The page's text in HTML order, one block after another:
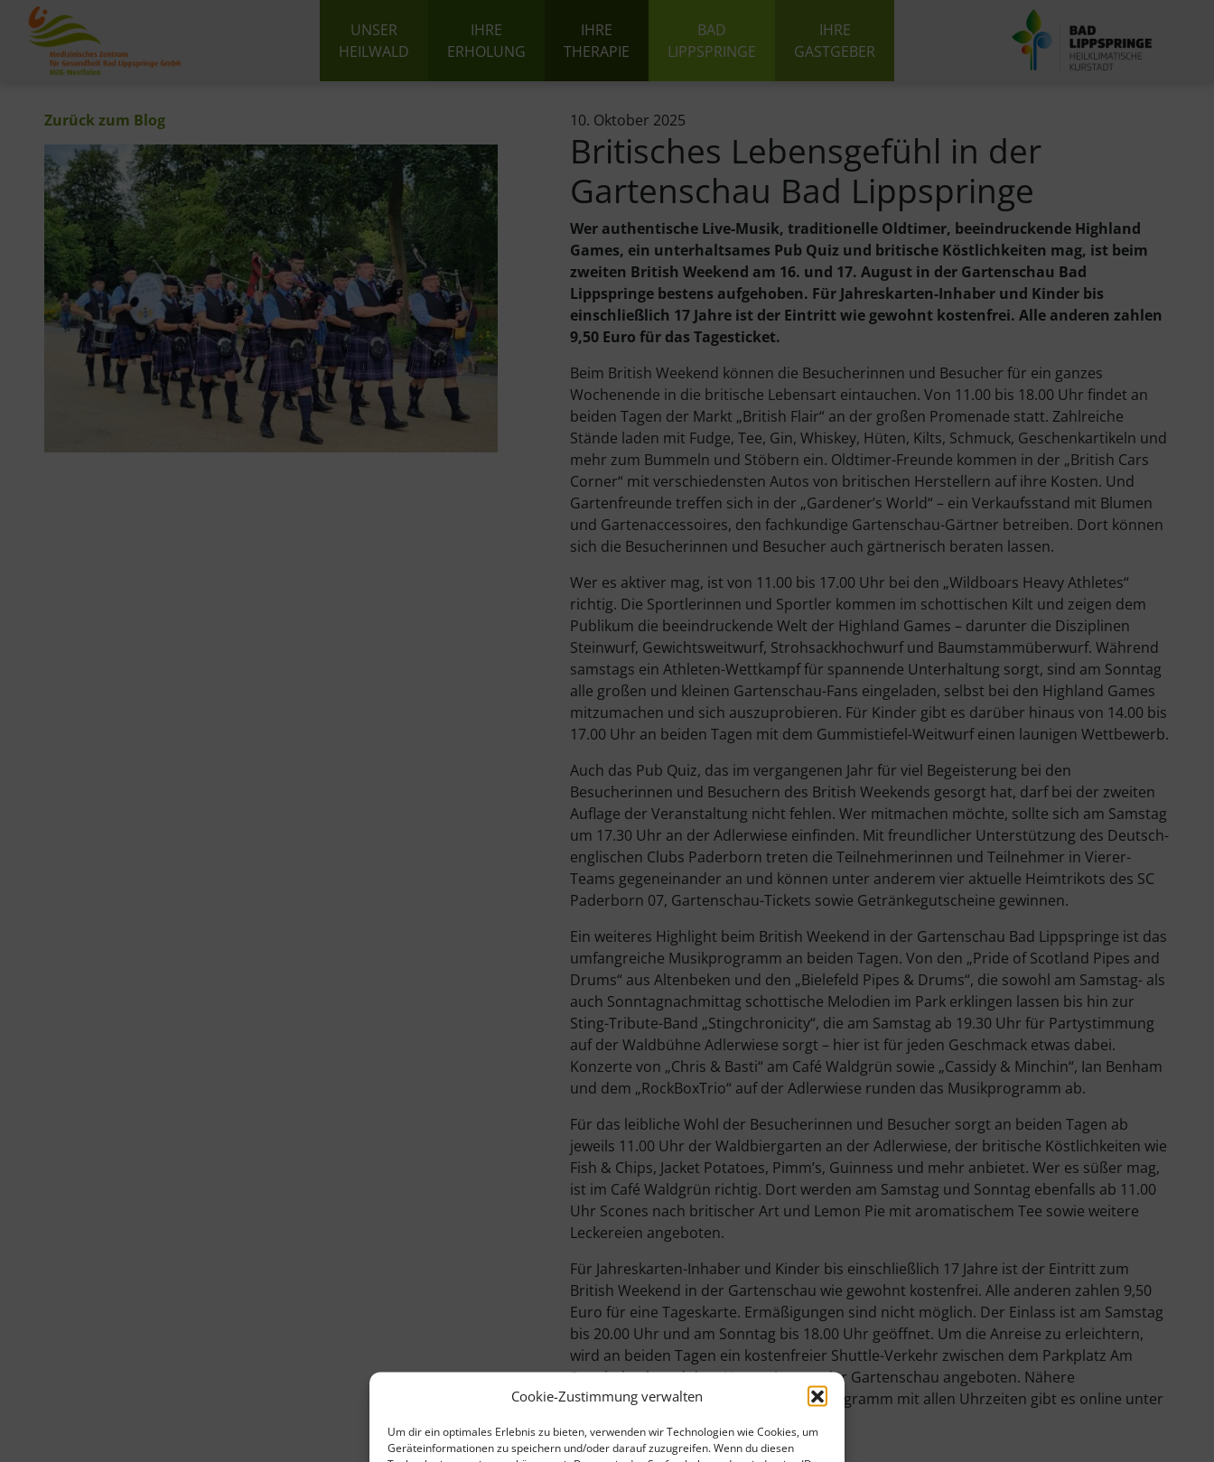
Cookie-Zustimmung verwalten
Um dir ein optimales Erlebnis zu bieten, verwenden wir Technologien wie Cookies, um
Geräteinformationen zu speichern und/oder darauf zuzugreifen. Wenn du diesen
UNSER
HEILWALD
IHRE
ERHOLUNG
IHRE
THERAPIE
BAD
LIPPSPRINGE
IHRE
GASTGEBER
Zurück zum Blog 10. Oktober 2025
Britisches Lebensgefühl in der
Gartenschau Bad Lippspringe
Wer authentische Live-Musik, traditionelle Oldtimer, beeindruckende Highland
Games, ein unterhaltsames Pub Quiz und britische Köstlichkeiten mag, ist beim
zweiten British Weekend am 16. und 17. August in der Gartenschau Bad
Lippspringe bestens aufgehoben. Für Jahreskarten-Inhaber und Kinder bis
einschließlich 17 Jahre ist der Eintritt wie gewohnt kostenfrei. Alle anderen zahlen
9,50 Euro für das Tagesticket.
Beim British Weekend können die Besucherinnen und Besucher für ein ganzes
Wochenende in die britische Lebensart eintauchen. Von 11.00 bis 18.00 Uhr findet an
beiden Tagen der Markt „British Flair“ an der großen Promenade statt. Zahlreiche
Stände laden mit Fudge, Tee, Gin, Whiskey, Hüten, Kilts, Schmuck, Geschenkartikeln und
mehr zum Bummeln und Stöbern ein. Oldtimer-Freunde kommen in der „British Cars
Corner“ mit verschiedensten Autos von britischen Herstellern auf ihre Kosten. Und
Gartenfreunde treffen sich in der „Gardener’s World“ – ein Verkaufsstand mit Blumen
und Gartenaccessoires, den fachkundige Gartenschau-Gärtner betreiben. Dort können
sich die Besucherinnen und Besucher auch gärtnerisch beraten lassen.
Wer es aktiver mag, ist von 11.00 bis 17.00 Uhr bei den „Wildboars Heavy Athletes“
richtig. Die Sportlerinnen und Sportler kommen im schottischen Kilt und zeigen dem
Publikum die beeindruckende Welt der Highland Games – darunter die Disziplinen
Steinwurf, Gewichtsweitwurf, Strohsackhochwurf und Baumstammüberwurf. Während
samstags ein Athleten-Wettkampf für spannende Unterhaltung sorgt, sind am Sonntag
alle großen und kleinen Gartenschau-Fans eingeladen, selbst bei den Highland Games
mitzumachen und sich auszuprobieren. Für Kinder gibt es darüber hinaus von 14.00 bis
17.00 Uhr an beiden Tagen mit dem Gummistiefel-Weitwurf einen launigen Wettbewerb.
Auch das Pub Quiz, das im vergangenen Jahr für viel Begeisterung bei den
Besucherinnen und Besuchern des British Weekends gesorgt hat, darf bei der zweiten
Auflage der Veranstaltung nicht fehlen. Wer mitmachen möchte, sollte sich am Samstag
um 17.30 Uhr an der Adlerwiese einfinden. Mit freundlicher Unterstützung des Deutsch-
englischen Clubs Paderborn treten die Teilnehmerinnen und Teilnehmer in Vierer-
Teams gegeneinander an und können unter anderem vier aktuelle Heimtrikots des SC
Paderborn 07, Gartenschau-Tickets sowie Getränkegutscheine gewinnen.
Ein weiteres Highlight beim British Weekend in der Gartenschau Bad Lippspringe ist das
umfangreiche Musikprogramm an beiden Tagen. Von den „Pride of Scotland Pipes and
Drums“ aus Altenbeken und den „Bielefeld Pipes & Drums“, die sowohl am Samstag- als
auch Sonntagnachmittag schottische Melodien im Park erklingen lassen bis hin zur
Sting-Tribute-Band „Stingchronicity“, die am Samstag ab 19.30 Uhr für Partystimmung
auf der Waldbühne Adlerwiese sorgt – hier ist für jeden Geschmack etwas dabei.
Konzerte von „Chris & Basti“ am Café Waldgrün sowie „Cassidy & Minchin“, Ian Benham
und dem „RockBoxTrio“ auf der Adlerwiese runden das Musikprogramm ab.
Für das leibliche Wohl der Besucherinnen und Besucher sorgt an beiden Tagen ab
jeweils 11.00 Uhr der Waldbiergarten an der Adlerwiese, der britische Köstlichkeiten wie
Fish & Chips, Jacket Potatoes, Pimm’s, Guinness und mehr anbietet. Wer es süßer mag,
ist im Café Waldgrün richtig. Dort werden am Samstag und Sonntag ebenfalls ab 11.00
Uhr Scones nach britischer Art und Lemon Pie mit aromatischem Tee sowie weitere
Leckereien angeboten.
Für Jahreskarten-Inhaber und Kinder bis einschließlich 17 Jahre ist der Eintritt zum
British Weekend in der Gartenschau wie gewohnt kostenfrei. Alle anderen zahlen 9,50
Euro für eine Tageskarte. Ermäßigungen sind nicht möglich. Der Einlass ist am Samstag
bis 20.00 Uhr und am Sonntag bis 18.00 Uhr geöffnet. Um die Anreise zu erleichtern,
wird an beiden Tagen ein kostenfreier Shuttle-Verkehr zwischen dem Parkplatz Am
Strothebach und dem Haupteingang der Gartenschau angeboten. Nähere
Informationen und das ausführliche Programm mit allen Uhrzeiten gibt es online unter